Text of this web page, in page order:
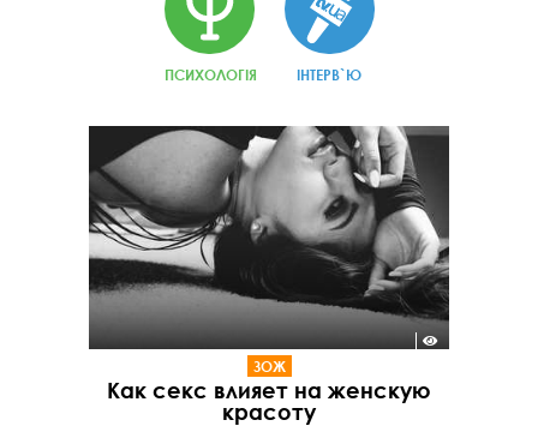
ПСИХОЛОГІЯ ІНТЕРВ`Ю
ЗОЖ
Как секс влияет на женскую
красоту